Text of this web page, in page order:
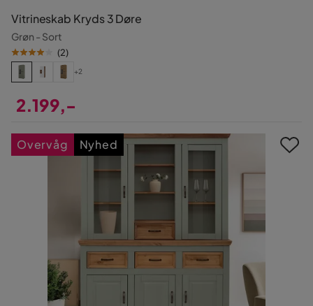
Vitrineskab Kryds 3 Døre
Grøn - Sort
(2)
+2
2.199,-
Overvåg Nyhed